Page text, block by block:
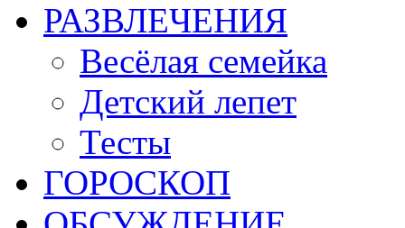
РАЗВЛЕЧЕНИЯ
Весёлая семейка
Детский лепет
Тесты
ГОРОСКОП